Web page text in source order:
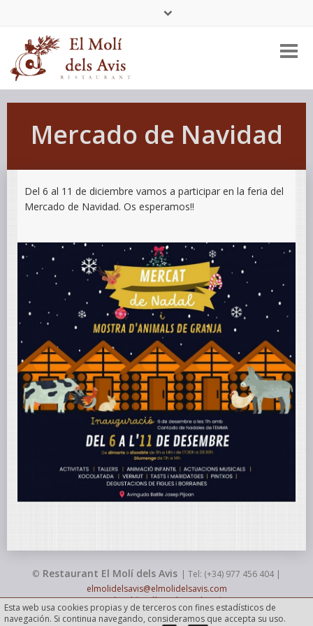
Tel:
Mercado de Navidad
Del 6 al 11 de diciembre vamos a participar en la feria del
Mercado de Navidad. Os esperamos!!
© Restaurant El Molí dels Avis | Tel: (+34) 977 456 404 |
elmolidelsavis@elmolidelsavis.com
Aviso legal|Política de cookies|
Esta web usa cookies propias y de terceros con fines estadísticos de
navegación. Si continua navegando, consideramos que accepta su uso.